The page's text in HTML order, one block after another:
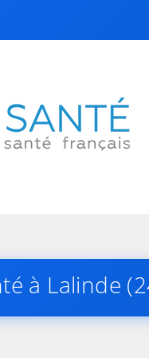
à Lalinde